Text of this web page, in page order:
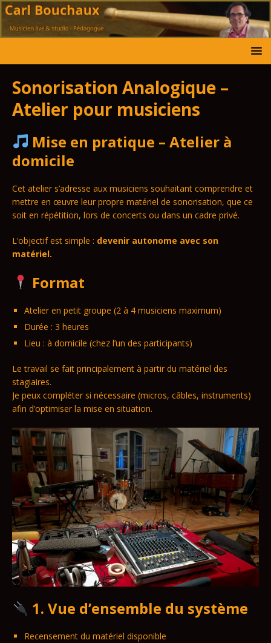
Sonorisation Analogique –
Atelier pour musiciens
Mise en pratique – Atelier à
domicile
Cet atelier s’adresse aux musiciens souhaitant comprendre et
mettre en œuvre leur propre matériel de sonorisation, que ce
soit en répétition, lors de concerts ou dans un cadre privé.
L’objectif est simple : devenir autonome avec son
matériel.
Format
Atelier en petit groupe (2 à 4 musiciens maximum)
Durée : 3 heures
Lieu : à domicile (chez l’un des participants)
Le travail se fait principalement à partir du matériel des
stagiaires.
Je peux compléter si nécessaire (micros, câbles, instruments)
afin d’optimiser la mise en situation.
1. Vue d’ensemble du système
Recensement du matériel disponible